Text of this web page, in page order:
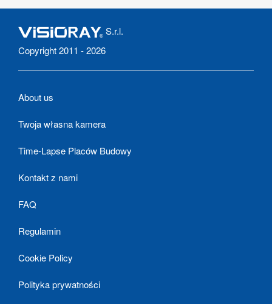
S.r.l.
Copyright 2011 - 2026
About us
Twoja własna kamera
Time-Lapse Placów Budowy
Kontakt z nami
FAQ
Regulamin
Cookie Policy
Polityka prywatności